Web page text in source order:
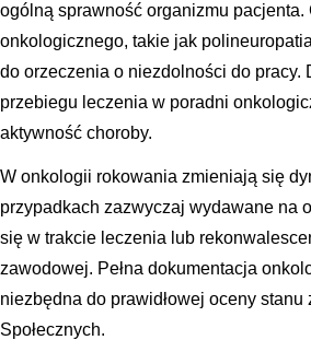
ogólną sprawność organizmu
onkologicznego, takie jak
do orzeczenia o niezdolności do
przebiegu leczenia w poradni
aktywność choroby.
W onkologii rokowania zmieniają się
przypadkach zazwyczaj wydawane na
się w trakcie leczenia lub
zawodowej. Pełna dokumentacja
niezbędna do prawidłowej oceny
Społecznych.